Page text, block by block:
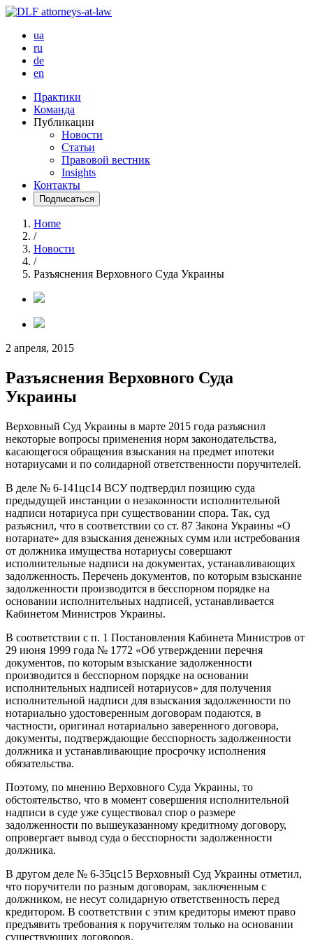
ua
ru
de
en
Практики
Команда
Публикации
Новости
Статьи
Правовой вестник
Insights
Контакты
Подписаться
Home
/
Новости
/
Разъяснения Верховного Суда Украины
2 апреля, 2015
Разъяснения Верховного Суда
Украины
Верховный Суд Украины в марте 2015 года разъяснил
некоторые вопросы применения норм законодательства,
касающегося обращения взыскания на предмет ипотеки
нотариусами и по солидарной ответственности поручителей.
В деле № 6-141цс14 ВСУ подтвердил позицию суда
предыдущей инстанции о незаконности исполнительной
надписи нотариуса при существовании спора. Так, суд
разъяснил, что в соответствии со ст. 87 Закона Украины «О
нотариате» для взыскания денежных сумм или истребования
от должника имущества нотариусы совершают
исполнительные надписи на документах, устанавливающих
задолженность. Перечень документов, по которым взыскание
задолженности производится в бесспорном порядке на
основании исполнительных надписей, устанавливается
Кабинетом Министров Украины.
В соответствии с п. 1 Постановления Кабинета Министров от
29 июня 1999 года № 1772 «Об утверждении перечня
документов, по которым взыскание задолженности
производится в бесспорном порядке на основании
исполнительных надписей нотариусов» для получения
исполнительной надписи для взыскания задолженности по
нотариально удостоверенным договорам подаются, в
частности, оригинал нотариально заверенного договора,
документы, подтверждающие бесспорность задолженности
должника и устанавливающие просрочку исполнения
обязательства.
Поэтому, по мнению Верховного Суда Украины, то
обстоятельство, что в момент совершения исполнительной
надписи в суде уже существовал спор о размере
задолженности по вышеуказанному кредитному договору,
опровергает вывод суда о бесспорности задолженности
должника.
В другом деле № 6-35цс15 Верховный Суд Украины отметил,
что поручители по разным договорам, заключенным с
должником, не несут солидарную ответственность перед
кредитором. В соответствии с этим кредиторы имеют право
предъявить требования к поручителям только на основании
существующих договоров.